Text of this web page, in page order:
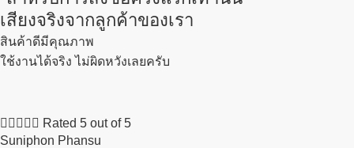
เสียงจริงจากลูกค้าของเรา
สินค้าดีมีคุณภาพ
ใช้งานได้จริง ไม่ผิดหวังเลยครับ
     Rated 5 out of 5
Suniphon Phansu